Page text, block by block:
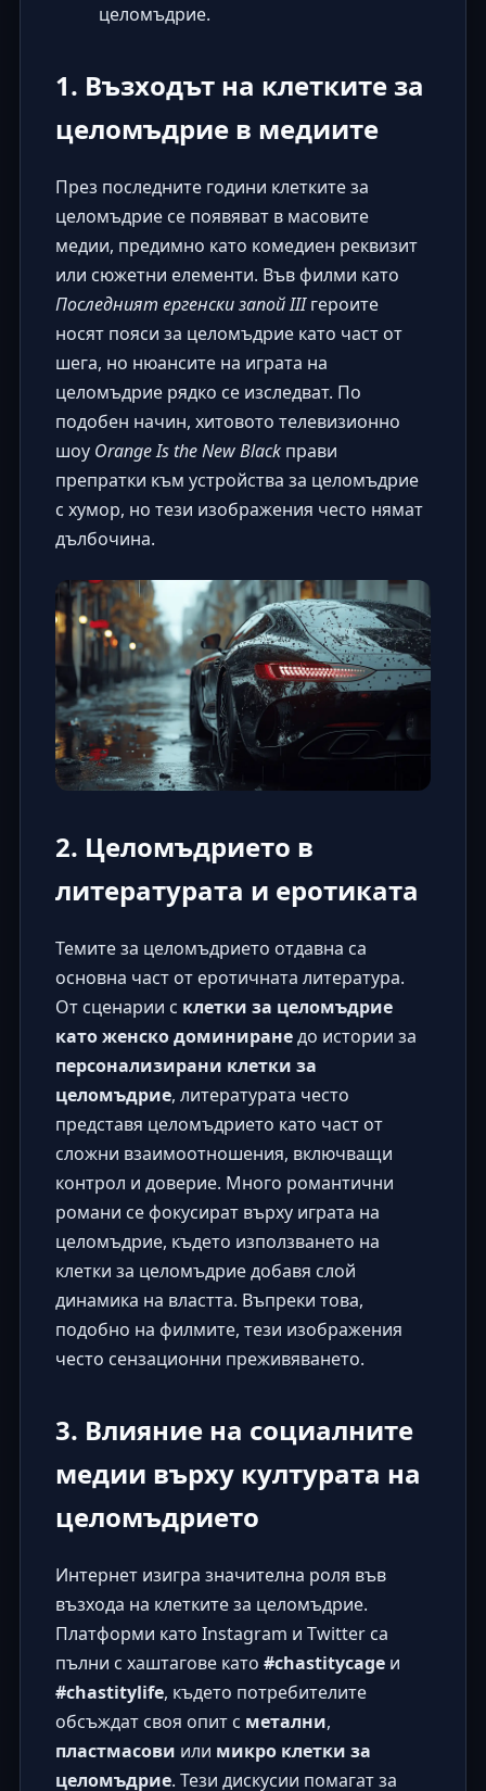
целомъдрие.
1. Възходът на клетките за
целомъдрие в медиите
През последните години клетките за
целомъдрие се появяват в масовите
медии, предимно като комедиен реквизит
или сюжетни елементи. Във филми като
Последният ергенски запой IIIгероите
носят пояси за целомъдрие като част от
шега, но нюансите на играта на
целомъдрие рядко се изследват. По
подобен начин, хитовото телевизионно
шоу Orange Is the New Blackправи
препратки към устройства за целомъдрие
с хумор, но тези изображения често нямат
дълбочина.
2. Целомъдрието в
литературата и еротиката
Темите за целомъдрието отдавна са
основна част от еротичната литература.
От сценарии с клетки за целомъдрие
като женско доминиранедо истории за
персонализирани клетки за
целомъдрие, литературата често
представя целомъдрието като част от
сложни взаимоотношения, включващи
контрол и доверие. Много романтични
романи се фокусират върху играта на
целомъдрие, където използването на
клетки за целомъдрие добавя слой
динамика на властта. Въпреки това,
подобно на филмите, тези изображения
често сензационни преживяването.
3. Влияние на социалните
медии върху културата на
целомъдрието
Интернет изигра значителна роля във
възхода на клетките за целомъдрие.
Платформи като Instagram и Twitter са
пълни с хаштагове като #chastitycageи
#chastitylife, където потребителите
обсъждат своя опит с метални,
пластмасови или микро клетки за
целомъдрие. Тези дискусии помагат за